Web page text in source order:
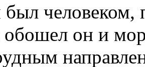
человеком,
он и